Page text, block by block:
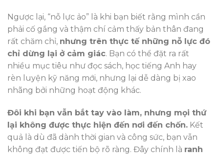
Ngược lại, “nỗ lực ảo” là khi bạn biết rằng mình cần
phải cố gắng và thậm chí cảm thấy bản thân đang
rất chăm chỉ, nhưng trên thực tế những nỗ lực đó
chỉ dừng lại ở cảm giác. Bạn có thể đặt ra rất
nhiều mục tiêu như đọc sách, học tiếng Anh hay
rèn luyện kỹ năng mới, nhưng lại dễ dàng bị xao
nhãng bởi những hoạt động khác.
Đôi khi bạn vẫn bắt tay vào làm, nhưng mọi thứ
lại không được thực hiện đến nơi đến chốn. Kết
quả là dù đã dành thời gian và công sức, bạn vẫn
không đạt được tiến bộ rõ ràng. Đây chính là ranh